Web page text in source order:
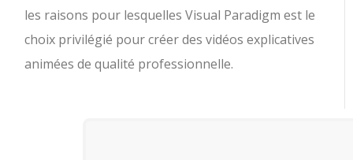
les raisons pour lesquelles Visual Paradigm est le
choix privilégié pour créer des vidéos explicatives
animées de qualité professionnelle.